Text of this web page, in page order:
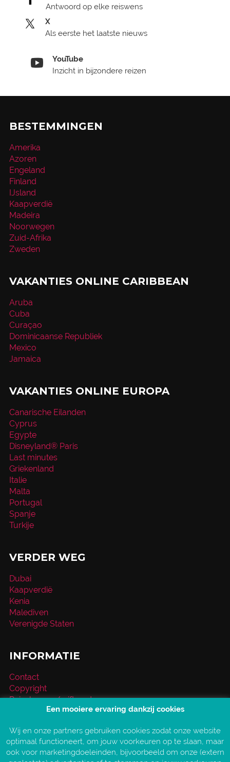
Antwoord op elke reiswens
X
Als eerste het laatste nieuws
YouTube
Inzicht in bijzondere reizen
BESTEMMINGEN
Amerika
Azoren
Engeland
Finland
IJsland
Kaapverdië
Madeira
Noorwegen
Zuid-Afrika
Zweden
VAKANTIES ONLINE CARIBBEAN
Aruba
Cuba
Curaçao
Dominicaanse Republiek
Mexico
Jamaica
VAKANTIES ONLINE EUROPA
Canarische Eilanden
Cyprus
Egypte
Disneyland® Paris
Last minutes
Griekenland
Italie
Malta
Portugal
Spanje
Turkije
VERDER WEG
Dubai
Kaapverdië
Kenia
Malediven
Verenigde Staten
INFORMATIE
Contact
Copyright
Reischeque / giftcard
Over VakantieXperts
Service en vragen
Vind jouw VakantieXpert
Vacatures
Een mooiere ervaring dankzij cookies
Wij en onze partners gebruiken cookies zodat onze website
optimaal functioneert, om jouw voorkeuren op te slaan, maar
ook voor marketingdoeleinden, bijvoorbeeld om onze (extern